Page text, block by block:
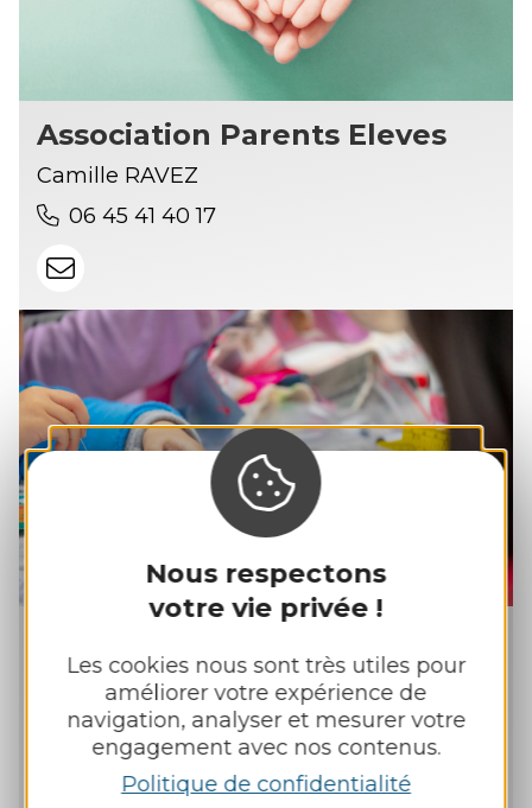
Nous respectons
votre vie privée !
Les cookies nous sont très utiles pour
améliorer votre expérience de
navigation, analyser et mesurer votre
engagement avec nos contenus.
Politique de confidentialité
Association Parents Eleves
Camille RAVEZ
06 45 41 40 17
Stéphane CLARY
06 84 60 74 45